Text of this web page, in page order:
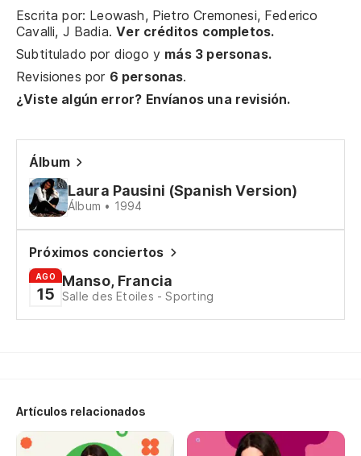
Escrita por: Leowash, Pietro Cremonesi, Federico
Cavalli, J Badia.Ver créditos completos.
Subtitulado por diogo y más 3 personas.
Revisiones por 6 personas.
¿Viste algún error? Envíanos una revisión.
Álbum
Laura Pausini (Spanish Version)
Álbum • 1994
Próximos conciertos
AGO
15
Manso, Francia
Salle des Etoiles - Sporting
Artículos relacionados